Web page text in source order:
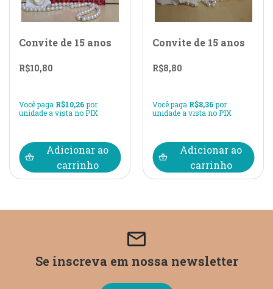
Convite de 15 anos
R$10,80
Você paga R$10,26 por
unidade a vista no PIX
Adicionar ao
carrinho
Convite de 15 anos
R$8,80
Você paga R$8,36 por
unidade a vista no PIX
Adicionar ao
carrinho
email
Se inscreva em nossa newsletter